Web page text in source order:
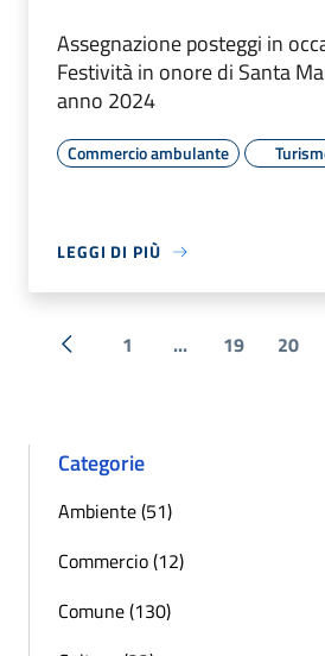
Assegnazione posteggi in
Festività in onore di Santa
anno 2024
Commercio ambulante
LEGGI DI PIÙ
« Precedente
1 ... 19 20
Categorie
Ambiente (51)
Commercio (12)
Comune (130)